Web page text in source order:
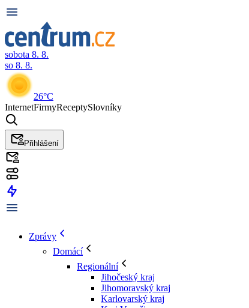
sobota 8. 8.
so 8. 8.
26°C
InternetFirmyReceptySlovníky
Přihlášení
Zprávy
Domácí
Regionální
Jihočeský kraj
Jihomoravský kraj
Karlovarský kraj